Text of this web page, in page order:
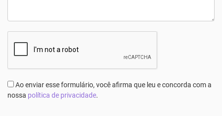
Ao enviar esse formulário, você afirma que leu e concorda com a
nossa política de privacidade.